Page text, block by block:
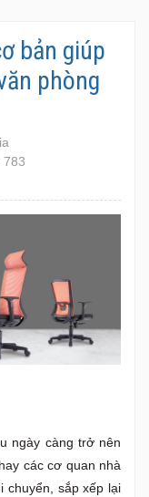
bản giúp
phòng
783
ngày càng trở nên
các cơ quan nhà
chuyển, sắp xếp lại